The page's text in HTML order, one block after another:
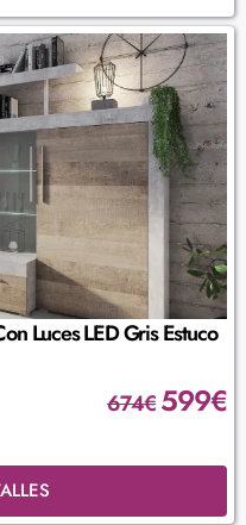
Luces LED Gris Estuco
674€599€